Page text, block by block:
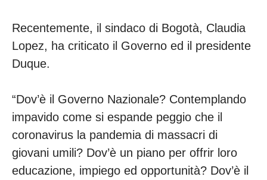
Recentemente, il sindaco di Bogotà, Claudia
Lopez, ha criticato il Governo ed il presidente
Duque.
“Dov’è il Governo Nazionale? Contemplando
impavido come si espande peggio che il
coronavirus la pandemia di massacri di
giovani umili? Dov’è un piano per offrir loro
educazione, impiego ed opportunità? Dov’è il